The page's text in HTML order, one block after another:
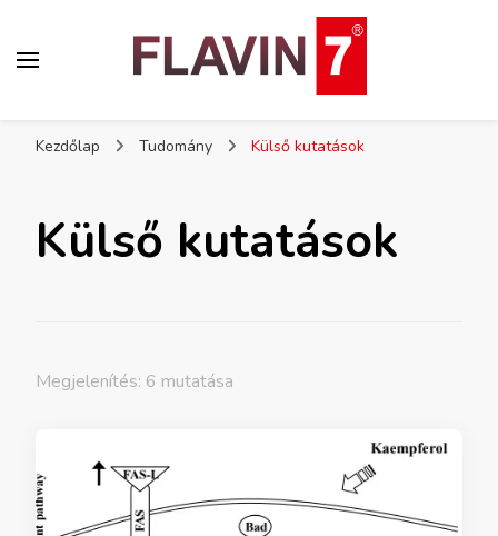
Kezdőlap Tudomány Külső kutatások
Külső kutatások
Megjelenítés: 6 mutatása